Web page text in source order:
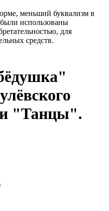
меньший буквализм в
были использованы
для
средств.
"Танцы".